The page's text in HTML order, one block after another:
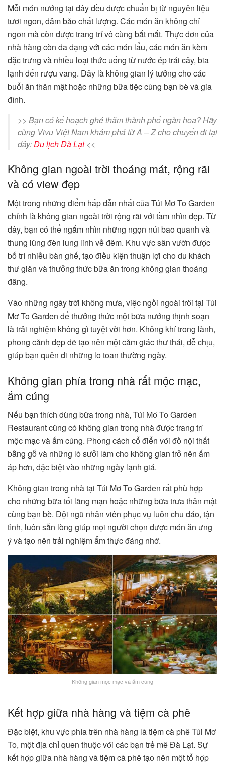
Mỗi món nướng tại đây đều được chuẩn bị từ nguyên liệu
tươi ngon, đảm bảo chất lượng. Các món ăn không chỉ
ngon mà còn được trang trí vô cùng bắt mắt. Thực đơn của
nhà hàng còn đa dạng với các món lẩu, các món ăn kèm
đặc trưng và nhiều loại thức uống từ nước ép trái cây, bia
lạnh đến rượu vang. Đây là không gian lý tưởng cho các
buổi ăn thân mật hoặc những bữa tiệc cùng bạn bè và gia
đình.
>> Bạn có kế hoạch ghé thăm thành phố ngàn hoa? Hãy
cùng Vivu Việt Nam khám phá từ A – Z cho chuyến đi tại
đây:Du lịch Đà Lạt<<
Không gian ngoài trời thoáng mát, rộng rãi
và có view đẹp
Một trong những điểm hấp dẫn nhất của Túi Mơ To Garden
chính là không gian ngoài trời rộng rãi với tầm nhìn đẹp. Từ
đây, bạn có thể ngắm nhìn những ngọn núi bao quanh và
thung lũng đèn lung linh về đêm. Khu vực sân vườn được
bố trí nhiều bàn ghế, tạo điều kiện thuận lợi cho du khách
thư giãn và thưởng thức bữa ăn trong không gian thoáng
đãng.
Vào những ngày trời không mưa, việc ngồi ngoài trời tại Túi
Mơ To Garden để thưởng thức một bữa nướng thịnh soạn
là trải nghiệm không gì tuyệt vời hơn. Không khí trong lành,
phong cảnh đẹp đẽ tạo nên một cảm giác thư thái, dễ chịu,
giúp bạn quên đi những lo toan thường ngày.
Không gian phía trong nhà rất mộc mạc,
ấm cúng
Nếu bạn thích dùng bữa trong nhà, Túi Mơ To Garden
Restaurant cũng có không gian trong nhà được trang trí
mộc mạc và ấm cúng. Phong cách cổ điển với đồ nội thất
bằng gỗ và những lò sưởi làm cho không gian trở nên ấm
áp hơn, đặc biệt vào những ngày lạnh giá.
Không gian trong nhà tại Túi Mơ To Garden rất phù hợp
cho những bữa tối lãng mạn hoặc những bữa trưa thân mật
cùng bạn bè. Đội ngũ nhân viên phục vụ luôn chu đáo, tận
tình, luôn sẵn lòng giúp mọi người chọn được món ăn ưng
ý và tạo nên trải nghiệm ẩm thực đáng nhớ.
Không gian mộc mạc và ấm cúng
Kết hợp giữa nhà hàng và tiệm cà phê
Đặc biệt, khu vực phía trên nhà hàng là tiệm cà phê Túi Mơ
To, một địa chỉ quen thuộc với các bạn trẻ mê Đà Lạt. Sự
kết hợp giữa nhà hàng và tiệm cà phê tạo nên một tổ hợp